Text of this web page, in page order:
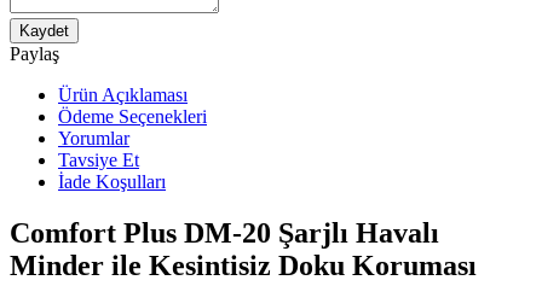
Kaydet
Paylaş
Ürün Açıklaması
Ödeme Seçenekleri
Yorumlar
Tavsiye Et
İade Koşulları
Comfort Plus DM-20 Şarjlı Havalı
Minder ile Kesintisiz Doku Koruması